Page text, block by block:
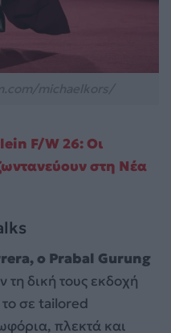
F/W 26: Oι
στη Νέα
ο Prabal Gurung
τη δική τους εκδοχή
το σε tailored
πλεκτά και